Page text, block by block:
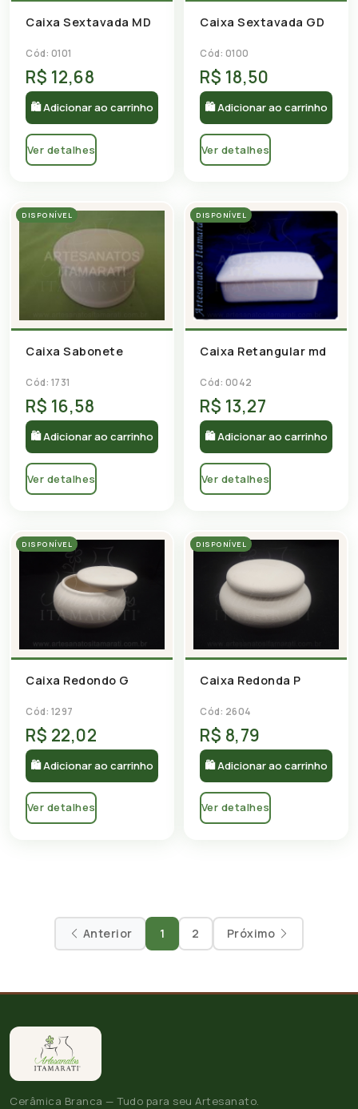
Caixa Sextavada MD
Cód: 0101
R$ 12,68
🛍 Adicionar ao carrinho
Ver detalhes
Caixa Sextavada GD
Cód: 0100
R$ 18,50
🛍 Adicionar ao carrinho
Ver detalhes
DISPONÍVEL
Caixa Sabonete
Cód: 1731
R$ 16,58
🛍 Adicionar ao carrinho
Ver detalhes
DISPONÍVEL
Caixa Retangular md
Cód: 0042
R$ 13,27
🛍 Adicionar ao carrinho
Ver detalhes
DISPONÍVEL
Caixa Redondo G
Cód: 1297
R$ 22,02
🛍 Adicionar ao carrinho
Ver detalhes
DISPONÍVEL
Caixa Redonda P
Cód: 2604
R$ 8,79
🛍 Adicionar ao carrinho
Ver detalhes
Anterior 1 2 Próximo
Cerâmica Branca — Tudo para seu Artesanato.